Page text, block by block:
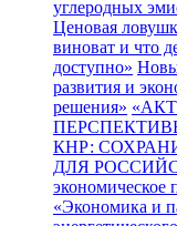
углеродных
Ценовая
виноват и что
доступно»
развития и
решения»
КНР:
ДЛЯ
экономическое
«Экономика и